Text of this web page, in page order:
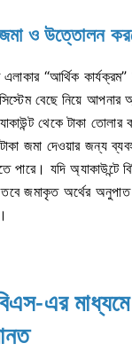
ও উত্তোলন
“আর্থিক কার্যক্রম”
বেছে নিয়ে আপনার
থেকে টাকা
জমা দেওয়ার জন্য
পারে। যদি অ্যাকাউন্টে
জমাকৃত অর্থের
এর মাধ্যমে